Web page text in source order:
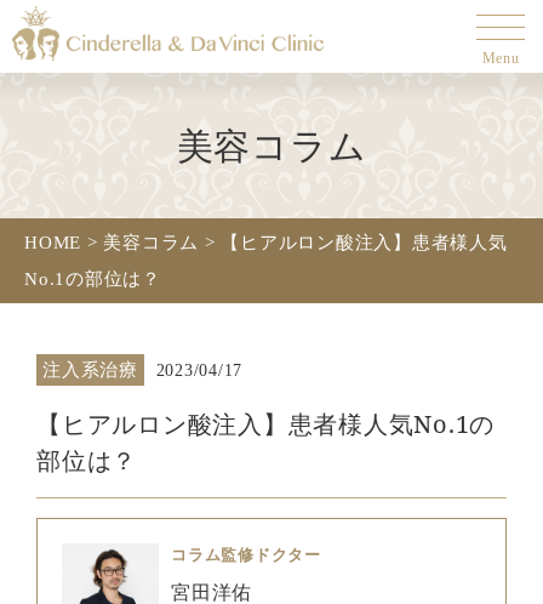
Menu
美容コラム
HOME > 美容コラム >
【ヒアルロン酸注入】患者様人気
No.1の部位は？
注入系治療 2023/04/17
【ヒアルロン酸注入】患者様人気No.1の
部位は？
コラム監修ドクター
宮田洋佑